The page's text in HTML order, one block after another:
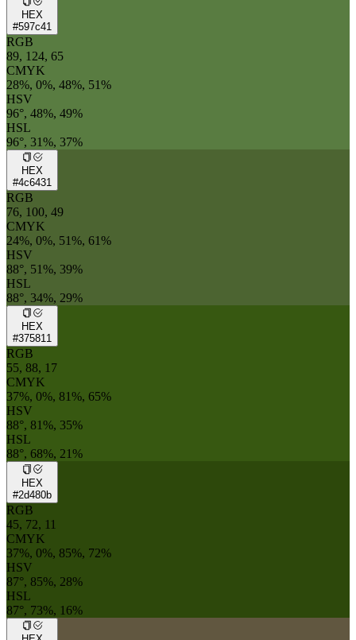
HEX
#597c41
RGB
89, 124, 65
CMYK
28%, 0%, 48%, 51%
HSV
96°, 48%, 49%
HSL
96°, 31%, 37%
HEX
#4c6431
RGB
76, 100, 49
CMYK
24%, 0%, 51%, 61%
HSV
88°, 51%, 39%
HSL
88°, 34%, 29%
HEX
#375811
RGB
55, 88, 17
CMYK
37%, 0%, 81%, 65%
HSV
88°, 81%, 35%
HSL
88°, 68%, 21%
HEX
#2d480b
RGB
45, 72, 11
CMYK
37%, 0%, 85%, 72%
HSV
87°, 85%, 28%
HSL
87°, 73%, 16%